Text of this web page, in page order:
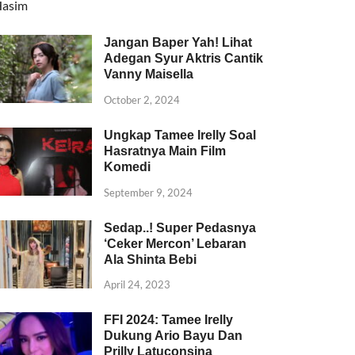
Jangan Baper Yah! Lihat
Adegan Syur Aktris Cantik
Vanny Maisella
October 2, 2024
Ungkap Tamee Irelly Soal
Hasratnya Main Film
Komedi
September 9, 2024
Sedap..! Super Pedasnya
‘Ceker Mercon’ Lebaran
Ala Shinta Bebi
April 24, 2023
FFI 2024: Tamee Irelly
Dukung Ario Bayu Dan
Prilly Latuconsina